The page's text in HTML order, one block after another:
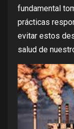
fundamental
prácticas
evitar estos
salud de